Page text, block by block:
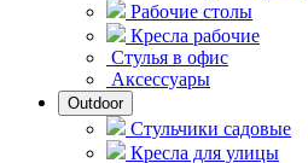
Рабочие столы
Кресла рабочие
Стулья в офис
Аксессуары
Outdoor
Стульчики садовые
Кресла для улицы